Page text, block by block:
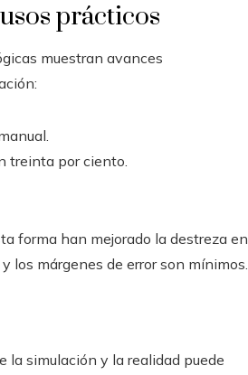
prácticos
muestran avances
treinta por ciento.
forma han mejorado la destreza en
los márgenes de error son mínimos.
la simulación y la realidad puede